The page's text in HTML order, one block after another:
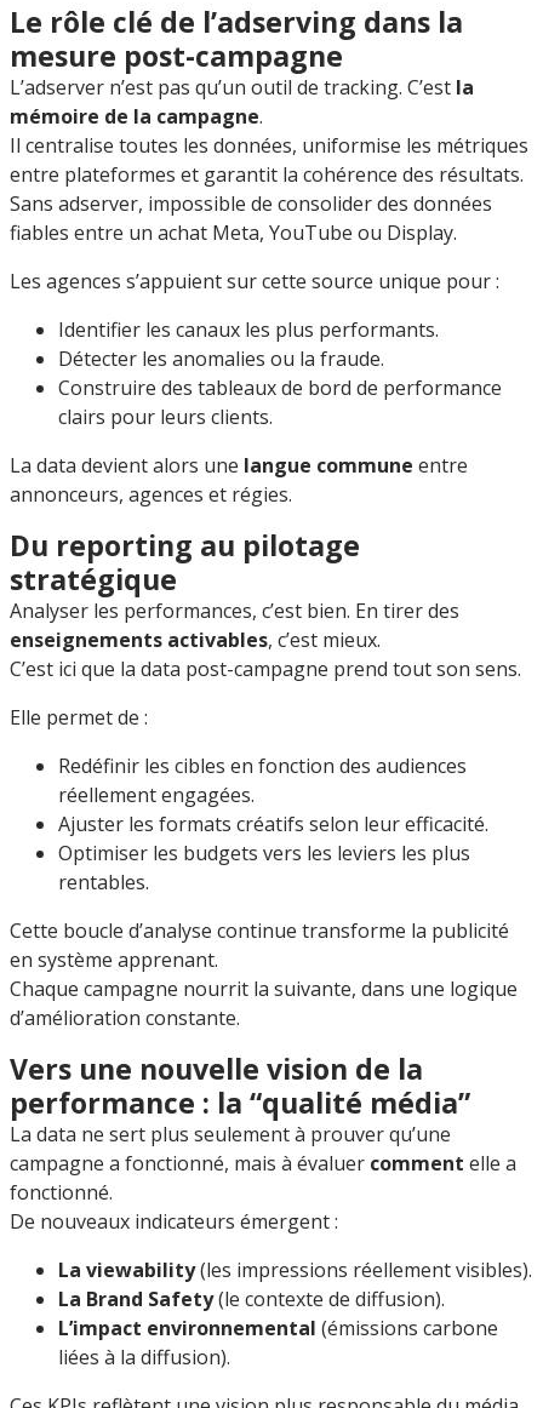
Le rôle clé de l’adserving dans la
mesure post-campagne
L’adserver n’est pas qu’un outil de tracking. C’est la
mémoire de la campagne.
Il centralise toutes les données, uniformise les métriques
entre plateformes et garantit la cohérence des résultats.
Sans adserver, impossible de consolider des données
fiables entre un achat Meta, YouTube ou Display.
Les agences s’appuient sur cette source unique pour :
Identifier les canaux les plus performants.
Détecter les anomalies ou la fraude.
Construire des tableaux de bord de performance
clairs pour leurs clients.
La data devient alors une langue commune entre
annonceurs, agences et régies.
Du reporting au pilotage
stratégique
Analyser les performances, c’est bien. En tirer des
enseignements activables, c’est mieux.
C’est ici que la data post-campagne prend tout son sens.
Elle permet de :
Redéfinir les cibles en fonction des audiences
réellement engagées.
Ajuster les formats créatifs selon leur efficacité.
Optimiser les budgets vers les leviers les plus
rentables.
Cette boucle d’analyse continue transforme la publicité
en système apprenant.
Chaque campagne nourrit la suivante, dans une logique
d’amélioration constante.
Vers une nouvelle vision de la
performance : la “qualité média”
La data ne sert plus seulement à prouver qu’une
campagne a fonctionné, mais à évaluer comment elle a
fonctionné.
De nouveaux indicateurs émergent :
La viewability(les impressions réellement visibles).
La Brand Safety(le contexte de diffusion).
L’impact environnemental (émissions carbone
liées à la diffusion).